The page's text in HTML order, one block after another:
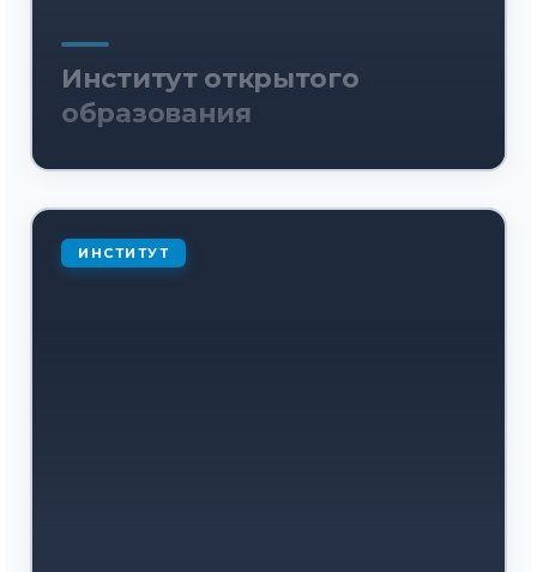
Институт открытого
образования
ИНСТИТУТ